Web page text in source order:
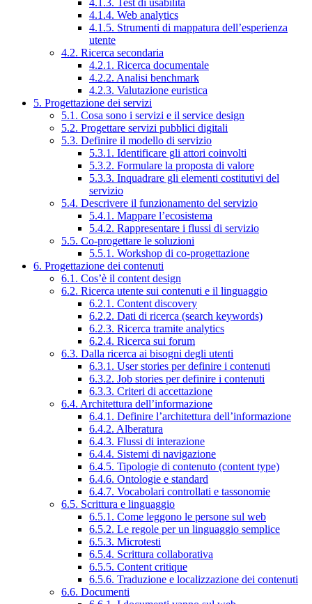
4.1.3. Test di usabilità
4.1.4. Web analytics
4.1.5. Strumenti di mappatura dell’esperienza
utente
4.2. Ricerca secondaria
4.2.1. Ricerca documentale
4.2.2. Analisi benchmark
4.2.3. Valutazione euristica
5. Progettazione dei servizi
5.1. Cosa sono i servizi e il service design
5.2. Progettare servizi pubblici digitali
5.3. Definire il modello di servizio
5.3.1. Identificare gli attori coinvolti
5.3.2. Formulare la proposta di valore
5.3.3. Inquadrare gli elementi costitutivi del
servizio
5.4. Descrivere il funzionamento del servizio
5.4.1. Mappare l’ecosistema
5.4.2. Rappresentare i flussi di servizio
5.5. Co-progettare le soluzioni
5.5.1. Workshop di co-progettazione
6. Progettazione dei contenuti
6.1. Cos’è il content design
6.2. Ricerca utente sui contenuti e il linguaggio
6.2.1. Content discovery
6.2.2. Dati di ricerca (search keywords)
6.2.3. Ricerca tramite analytics
6.2.4. Ricerca sui forum
6.3. Dalla ricerca ai bisogni degli utenti
6.3.1. User stories per definire i contenuti
6.3.2. Job stories per definire i contenuti
6.3.3. Criteri di accettazione
6.4. Architettura dell’informazione
6.4.1. Definire l’architettura dell’informazione
6.4.2. Alberatura
6.4.3. Flussi di interazione
6.4.4. Sistemi di navigazione
6.4.5. Tipologie di contenuto (content type)
6.4.6. Ontologie e standard
6.4.7. Vocabolari controllati e tassonomie
6.5. Scrittura e linguaggio
6.5.1. Come leggono le persone sul web
6.5.2. Le regole per un linguaggio semplice
6.5.3. Microtesti
6.5.4. Scrittura collaborativa
6.5.5. Content critique
6.5.6. Traduzione e localizzazione dei contenuti
6.6. Documenti